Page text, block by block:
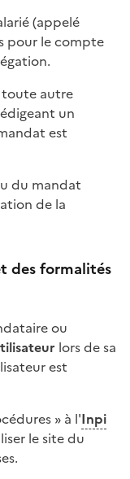
(appelé
pour le compte
toute autre
un
est
du mandat
de la
des formalités
ou
lors de sa
est
» à l'Inpi
le site du